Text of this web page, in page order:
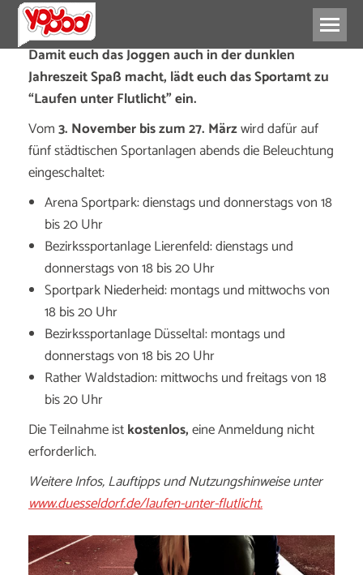
Damit euch das Joggen auch in der dunklen
Jahreszeit Spaß macht, lädt euch das Sportamt zu
“Laufen unter Flutlicht” ein.
Vom3. November bis zum 27. Märzwird dafür auf
fünf städtischen Sportanlagen abends die Beleuchtung
eingeschaltet:
Arena Sportpark: dienstags und donnerstags von 18
bis 20 Uhr
Bezirkssportanlage Lierenfeld: dienstags und
donnerstags von 18 bis 20 Uhr
Sportpark Niederheid: montags und mittwochs von
18 bis 20 Uhr
Bezirkssportanlage Düsseltal: montags und
donnerstags von 18 bis 20 Uhr
Rather Waldstadion: mittwochs und freitags von 18
bis 20 Uhr
Die Teilnahme istkostenlos,eine Anmeldung nicht
erforderlich.
Weitere Infos, Lauftipps und Nutzungshinweise unter
www.duesseldorf.de/laufen-unter-flutlicht.